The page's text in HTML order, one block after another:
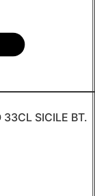
33CL SICILE BT.